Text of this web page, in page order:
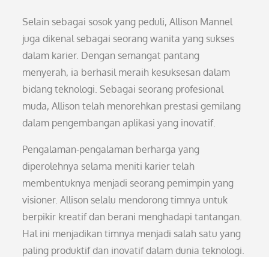
Selain sebagai sosok yang peduli, Allison Mannel
juga dikenal sebagai seorang wanita yang sukses
dalam karier. Dengan semangat pantang
menyerah, ia berhasil meraih kesuksesan dalam
bidang teknologi. Sebagai seorang profesional
muda, Allison telah menorehkan prestasi gemilang
dalam pengembangan aplikasi yang inovatif.
Pengalaman-pengalaman berharga yang
diperolehnya selama meniti karier telah
membentuknya menjadi seorang pemimpin yang
visioner. Allison selalu mendorong timnya untuk
berpikir kreatif dan berani menghadapi tantangan.
Hal ini menjadikan timnya menjadi salah satu yang
paling produktif dan inovatif dalam dunia teknologi.